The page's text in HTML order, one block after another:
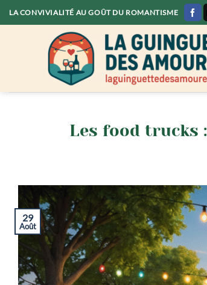
Passer
au
LA CONVIVIALITÉ AU GOÛT DU ROMANTISME
Les food trucks
29
Août